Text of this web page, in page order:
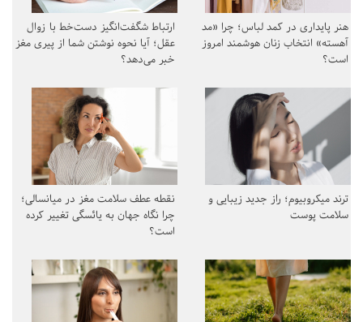
هنر پایداری در کمد لباس؛ چرا «مد
آهسته» انتخاب زنان هوشمند امروز
است؟
ارتباط شگفت‌انگیز دست‌خط با زوال
عقل؛ آیا نحوه نوشتن شما از پیری مغز
خبر می‌دهد؟
ترند میکروبیوم؛ راز جدید زیبایی و
سلامت پوست
نقطه عطف سلامت مغز در میانسالی؛
چرا نگاه جهان به یائسگی تغییر کرده
است؟